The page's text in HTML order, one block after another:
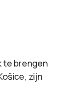
te brengen
zijn